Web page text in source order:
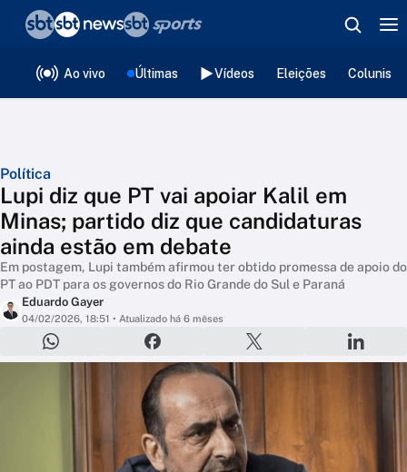
Ao vivo Últimas Vídeos Eleições
Política
Lupi diz que PT vai apoiar Kalil em
Minas; partido diz que candidaturas
ainda estão em debate
Em postagem, Lupi também afirmou ter obtido promessa de apoio do
PT ao PDT para os governos do Rio Grande do Sul e Paraná
Eduardo Gayer
04/02/2026, 18:51 • Atualizado há 6 mêses
❮voltar
Editorias